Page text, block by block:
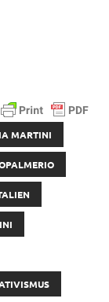
MARTINI